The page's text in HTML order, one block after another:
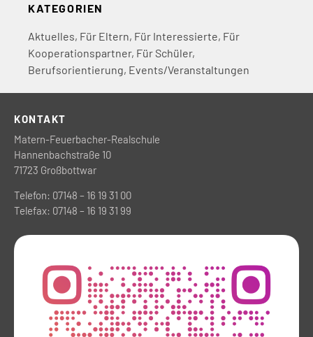
KATEGORIEN
Aktuelles, Für Eltern, Für Interessierte, Für
Kooperationspartner, Für Schüler,
Berufsorientierung, Events/Veranstaltungen
KONTAKT
Matern-Feuerbacher-Realschule
Hannenbachstraße 10
71723 Großbottwar
Telefon: 07148 – 16 19 31 00
Telefax: 07148 – 16 19 31 99